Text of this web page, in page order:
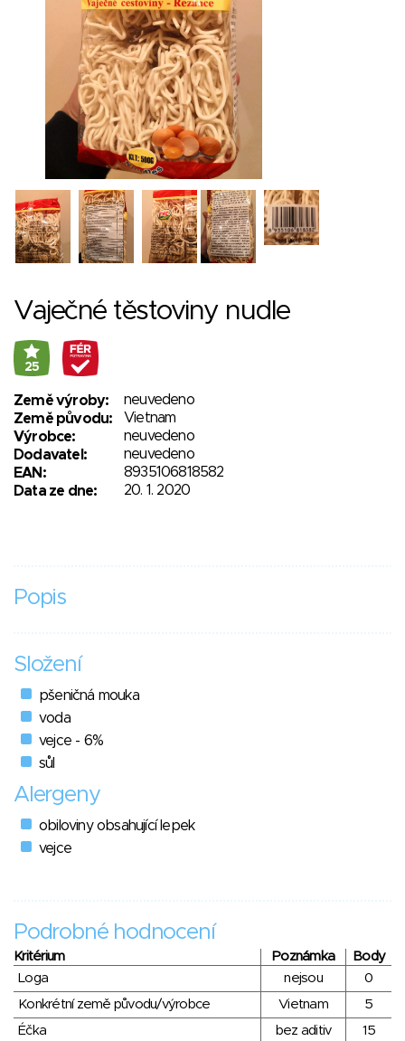
Vaječné těstoviny nudle
25
Země výroby:
neuvedeno
Země původu:
Vietnam
Výrobce:
neuvedeno
Dodavatel:
neuvedeno
EAN:
8935106818582
Data ze dne:
20. 1. 2020
Popis
Složení
pšeničná mouka
voda
vejce - 6%
sůl
Alergeny
obiloviny obsahující lepek
vejce
Podrobné hodnocení
Kritérium Poznámka
Body
Loga
nejsou
0
Konkrétní země původu/výrobce
Vietnam
5
Éčka
bez aditiv 15